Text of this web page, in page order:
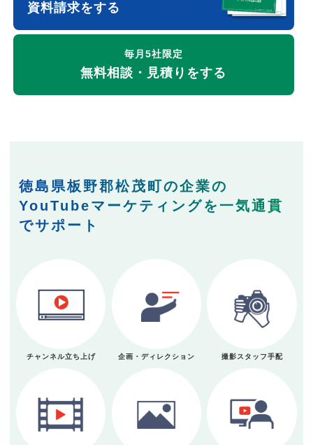
資料請求をする
毎月5社限定
無料相談・見積りをする
徳島県板野郡松茂町の企業の
YouTubeマーケティングを一気通貫
でサポート
チャンネル立ち上げ 企画・ディレクション 撮影スタッフ手配